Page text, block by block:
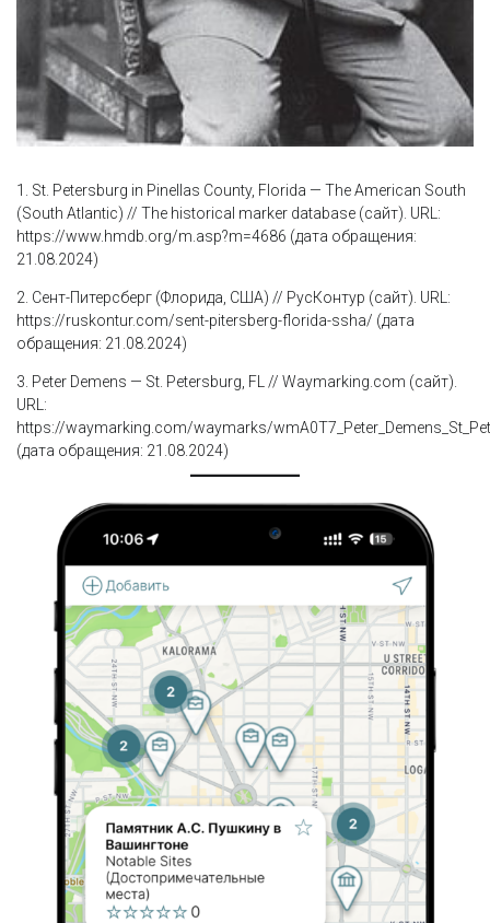
1. St. Petersburg in Pinellas County, Florida — The American South
(South Atlantic) // The historical marker database (сайт). URL:
https://www.hmdb.org/m.asp?m=4686 (дата обращения:
21.08.2024)
2. Сент-Питерсберг (Флорида, США) // РусКонтур (сайт). URL:
https://ruskontur.com/sent-pitersberg-florida-ssha/ (дата
обращения: 21.08.2024)
3. Peter Demens — St. Petersburg, FL // Waymarking.com (сайт).
URL:
https://waymarking.com/waymarks/
(дата обращения: 21.08.2024)